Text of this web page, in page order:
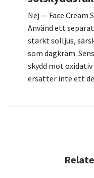
Nej — Face Cream
Använd ett
starkt solljus,
som dagkräm.
skydd mot
ersätter inte ett